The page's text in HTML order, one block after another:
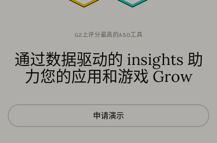
G2上评分最高的ASO工具
通过数据驱动的 insights 助
力您的应用和游戏 Grow
申请演示